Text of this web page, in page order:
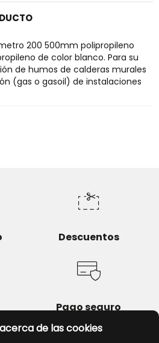
de las cookies
200 500mm polipropileno
de color blanco. Para su
de humos de calderas murales
(gas o gasoil) de instalaciones
Descuentos
Pago seguro